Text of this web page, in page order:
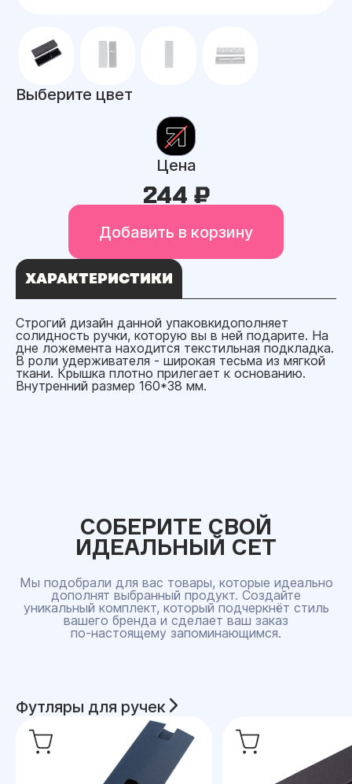
Выберите цвет
Цена
244 ₽
Добавить в корзину
ХАРАКТЕРИСТИКИ
Строгий дизайн данной упаковкидополняет
солидность ручки, которую вы в ней подарите. На
дне ложемента находится текстильная подкладка.
В роли удерживателя - широкая тесьма из мягкой
ткани. Крышка плотно прилегает к основанию.
Внутренний размер 160*38 мм.
СОБЕРИТЕ СВОЙ
ИДЕАЛЬНЫЙ СЕТ
Мы подобрали для вас товары, которые идеально
дополнят выбранный продукт. Создайте
уникальный комплект, который подчеркнёт стиль
вашего бренда и сделает ваш заказ
по‑настоящему запоминающимся.
Футляры для ручек